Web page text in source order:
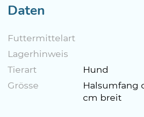
Daten
Futtermittelart
Lagerhinweis
Tierart
Hund
Grösse
Halsumfang
cm breit